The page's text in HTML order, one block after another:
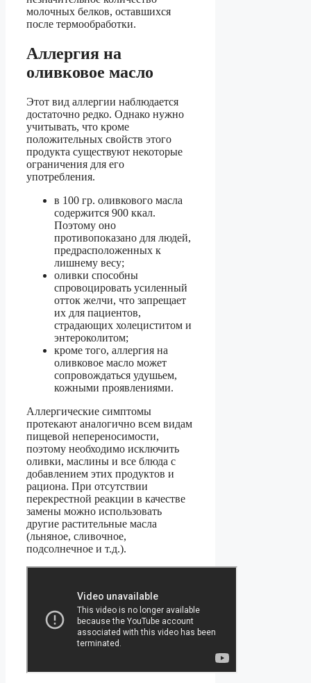
молочных белков, оставшихся
после термообработки.
Аллергия на
оливковое масло
Этот вид аллергии наблюдается
достаточно редко. Однако нужно
учитывать, что кроме
положительных свойств этого
продукта существуют некоторые
ограничения для его
употребления.
в 100 гр. оливкового масла
содержится 900 ккал.
Поэтому оно
противопоказано для людей,
предрасположенных к
лишнему весу;
оливки способны
спровоцировать усиленный
отток желчи, что запрещает
их для пациентов,
страдающих холециститом и
энтероколитом;
кроме того, аллергия на
оливковое масло может
сопровождаться удушьем,
кожными проявлениями.
Аллергические симптомы
протекают аналогично всем видам
пищевой непереносимости,
поэтому необходимо исключить
оливки, маслины и все блюда с
добавлением этих продуктов и
рациона. При отсутствии
перекрестной реакции в качестве
замены можно использовать
другие растительные масла
(льняное, сливочное,
подсолнечное и т.д.).